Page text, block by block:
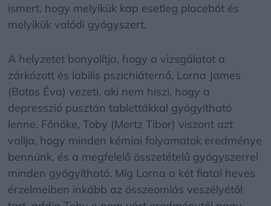
ismert, hogy melyikük kap esetleg placebót és
melyikük valódi gyógyszert.
A helyzetet bonyolítja, hogy a vizsgálatot a
zárkózott és labilis pszichiáternő, Lorna James
(Botos Éva) vezeti, aki nem hiszi, hogy a
depresszió pusztán tablettákkal gyógyítható
lenne. Főnöke, Toby (Mertz Tibor) viszont azt
vallja, hogy minden kémiai folyamatok eredménye
bennünk, és a megfelelő összetételű gyógyszerrel
minden gyógyítható. Míg Lorna a két fiatal heves
érzelmeiben inkább az összeomlás veszélyétől